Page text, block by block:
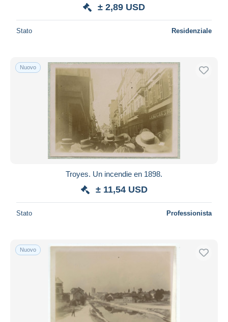
± 2,89 USD
Stato Residenziale
Nuovo
Troyes. Un incendie en 1898.
± 11,54 USD
Stato Professionista
Nuovo